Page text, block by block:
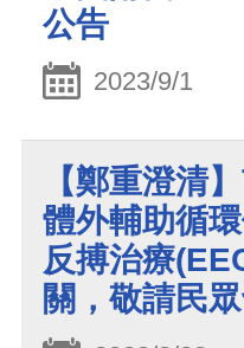
公告
2023/9/1
【鄭重澄清
體外輔助循
反搏治療
關，敬請民